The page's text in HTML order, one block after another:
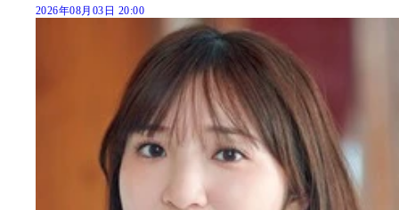
2026年08月03日 20:00